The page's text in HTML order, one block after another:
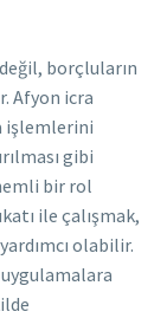
borçluların
Afyon icra
işlemlerini
gibi
bir rol
ile çalışmak,
olabilir.